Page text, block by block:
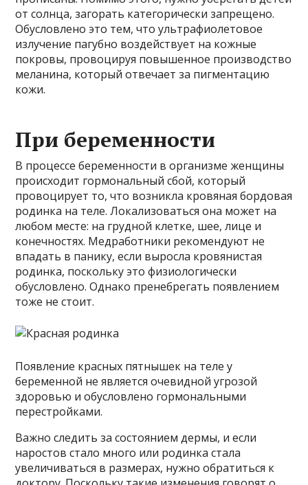
от солнца, загорать категорически запрещено.
Обусловлено это тем, что ультрафиолетовое
излучение пагубно воздействует на кожные
покровы, провоцируя повышенное производство
меланина, который отвечает за пигментацию
кожи.
При беременности
В процессе беременности в организме женщины
происходит гормональный сбой, который
провоцирует то, что возникла кровяная бордовая
родинка на теле. Локализоваться она может на
любом месте: на грудной клетке, шее, лице и
конечностях. Медработники рекомендуют не
впадать в панику, если выросла кровянистая
родинка, поскольку это физиологически
обусловлено. Однако пренебрегать появлением
тоже не стоит.
Появление красных пятнышек на теле у
беременной не является очевидной угрозой
здоровью и обусловлено гормональными
перестройками.
Важно следить за состоянием дермы, и если
наростов стало много или родинка стала
увеличиваться в размерах, нужно обратиться к